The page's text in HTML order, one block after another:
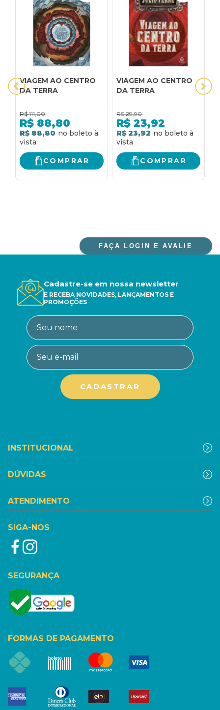
VIAGEM AO CENTRO
DA TERRA
R$ 111,00
R$ 88,80
R$ 88,80
COMPRAR
VIAGEM AO CENTRO
DA TERRA
R$ 29,90
R$ 23,92
R$ 23,92
COMPRAR
FAÇA LOGIN E AVALIE
Cadastre-se em nossa newsletter
E RECEBA NOVIDADES, LANÇAMENTOS E
PROMOÇÕES
INSTITUCIONAL
DÚVIDAS
ATENDIMENTO
SIGA-NOS
SEGURANÇA
FORMAS DE PAGAMENTO